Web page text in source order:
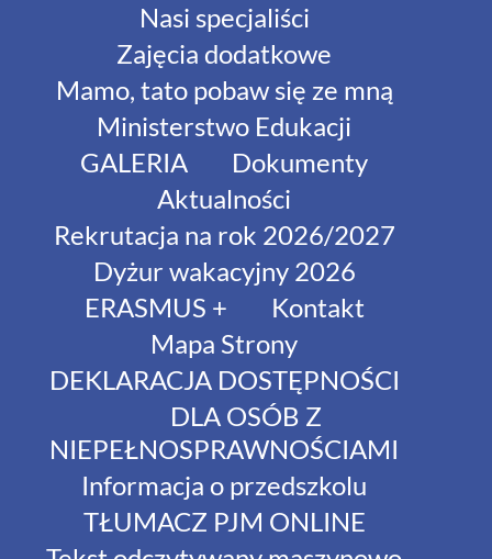
Nasi specjaliści
Zajęcia dodatkowe
Mamo, tato pobaw się ze mną
Ministerstwo Edukacji
GALERIA
Dokumenty
Aktualności
Rekrutacja na rok 2026/2027
Dyżur wakacyjny 2026
ERASMUS +
Kontakt
Mapa Strony
DEKLARACJA DOSTĘPNOŚCI
DLA OSÓB Z
NIEPEŁNOSPRAWNOŚCIAMI
Informacja o przedszkolu
TŁUMACZ PJM ONLINE